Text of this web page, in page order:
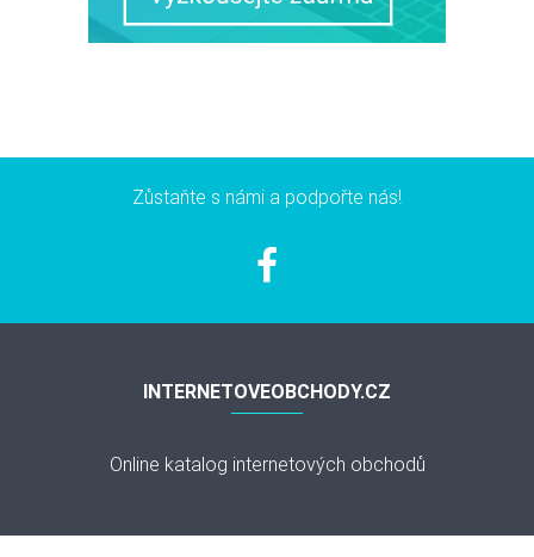
Zůstaňte s námi a podpořte nás!
INTERNETOVEOBCHODY.CZ
Online katalog internetových obchodů